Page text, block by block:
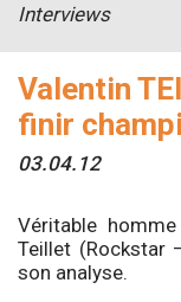
Valentin
finir
03.04.12
Interviews
Véritable
Teillet (Rockstar
son analyse.